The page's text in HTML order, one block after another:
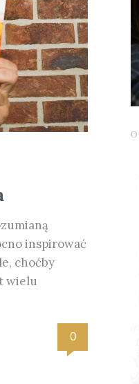
inspirować
choćby
wielu
0
O